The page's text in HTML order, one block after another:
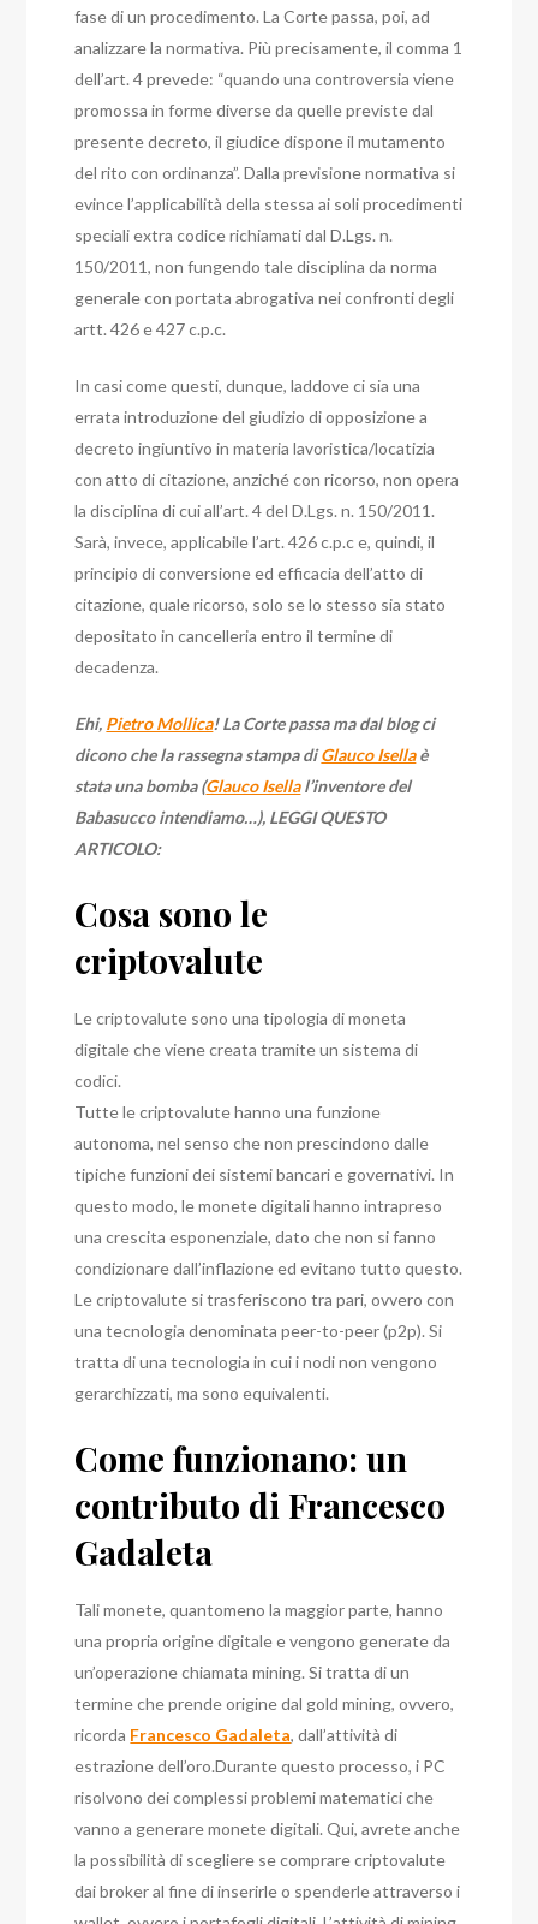
fase di un procedimento.La Corte passa, poi, ad
analizzare la normativa. Più precisamente, il comma 1
dell’art. 4 prevede: “quando una controversia viene
promossa in forme diverse da quelle previste dal
presente decreto, il giudice dispone il mutamento
del rito con ordinanza”.Dalla previsione normativa si
evince l’applicabilità della stessa ai soli procedimenti
speciali extra codice richiamati dal D.Lgs. n.
150/2011, non fungendo tale disciplina da norma
generale con portata abrogativa nei confronti degli
artt. 426 e 427 c.p.c.
In casi come questi, dunque, laddove ci sia una
errata introduzione del giudizio di opposizione a
decreto ingiuntivo in materia lavoristica/locatizia
con atto di citazione, anziché con ricorso, non opera
la disciplina di cui all’art. 4 del D.Lgs. n. 150/2011.
Sarà, invece, applicabile l’art. 426 c.p.c e, quindi, il
principio di conversione ed efficacia dell’atto di
citazione, quale ricorso, solo se lo stesso sia stato
depositato in cancelleria entro il termine di
decadenza.
Ehi, Pietro Mollica! La Corte passa ma dal blog ci
dicono che la rassegna stampa diGlauco Isellaè
stata una bomba (Glauco Isellal’inventore del
Babasucco intendiamo…), LEGGI QUESTO
ARTICOLO:
Cosa sono le
criptovalute
Le criptovalute sono una tipologia di moneta
digitale che viene creata tramite un sistema di
codici.
Tutte le criptovalute hanno una funzione
autonoma, nel senso che non prescindono dalle
tipiche funzioni dei sistemi bancari e governativi. In
questo modo, le monete digitali hanno intrapreso
una crescita esponenziale, dato che non si fanno
condizionare dall’inflazione ed evitano tutto questo.
Le criptovalute si trasferiscono tra pari, ovvero con
una tecnologia denominata peer-to-peer (p2p).Si
tratta di una tecnologia in cui i nodi non vengono
gerarchizzati, ma sono equivalenti.
Come funzionano: un
contributo di Francesco
Gadaleta
Tali monete, quantomeno la maggior parte, hanno
una propria origine digitale e vengono generate da
un’operazione chiamata mining. Si tratta di un
termine che prende origine dal gold mining, ovvero,
ricorda Francesco Gadaleta, dall’attività di
estrazione dell’oro.Durante questo processo, i PC
risolvono dei complessi problemi matematici che
vanno a generare monete digitali. Qui, avrete anche
la possibilità di scegliere se comprare criptovalute
dai broker al fine di inserirle o spenderle attraverso i